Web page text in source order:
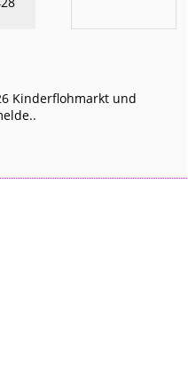
Kinderflohmarkt und